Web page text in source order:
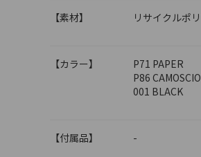
【素材】 リサイクルポ
【カラー】
P71 PAPER
P86 CAMOSCIO
001 BLACK
【付属品】 -